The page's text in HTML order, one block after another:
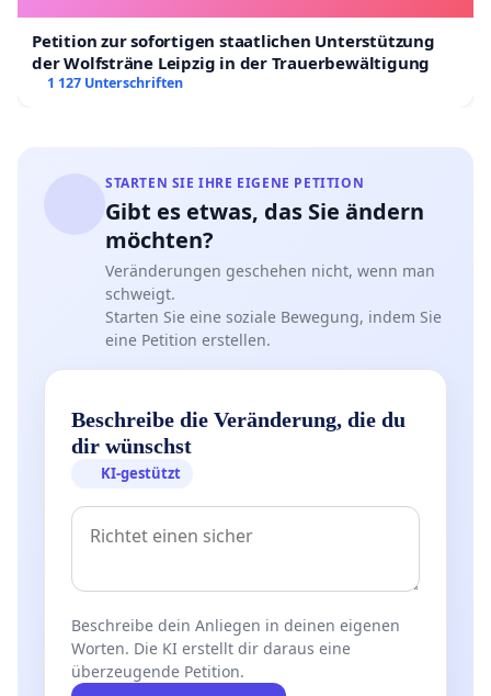
Petition zur sofortigen staatlichen Unterstützung
der Wolfsträne Leipzig in der Trauerbewältigung
1 127 Unterschriften
STARTEN SIE IHRE EIGENE PETITION
Gibt es etwas, das Sie ändern
möchten?
Veränderungen geschehen nicht, wenn man
schweigt.
Starten Sie eine soziale Bewegung, indem Sie
eine Petition erstellen.
Beschreibe die Veränderung, die du
dir wünschst
KI-gestützt
Beschreibe dein Anliegen in deinen eigenen
Worten. Die KI erstellt dir daraus eine
überzeugende Petition.